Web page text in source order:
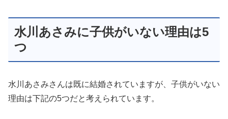
水川あさみに子供がいない理由は5
つ
水川あさみさんは既に結婚されていますが、子供がいない
理由は下記の5つだと考えられています。